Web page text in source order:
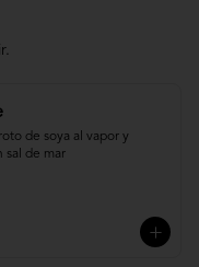
de soya al vapor y
sal de mar